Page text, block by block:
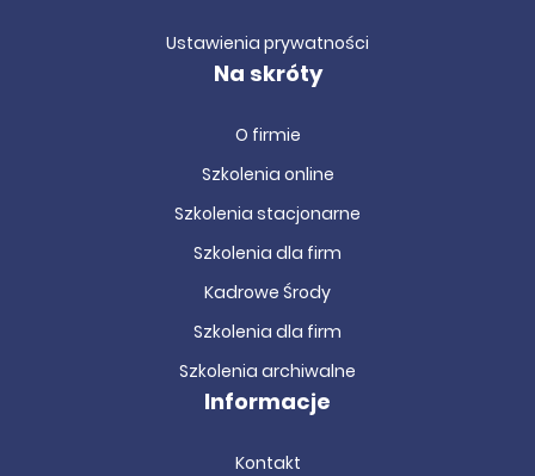
Ustawienia prywatności
Na skróty
O firmie
Szkolenia online
Szkolenia stacjonarne
Szkolenia dla firm
Kadrowe Środy
Szkolenia dla firm
Szkolenia archiwalne
Informacje
Kontakt